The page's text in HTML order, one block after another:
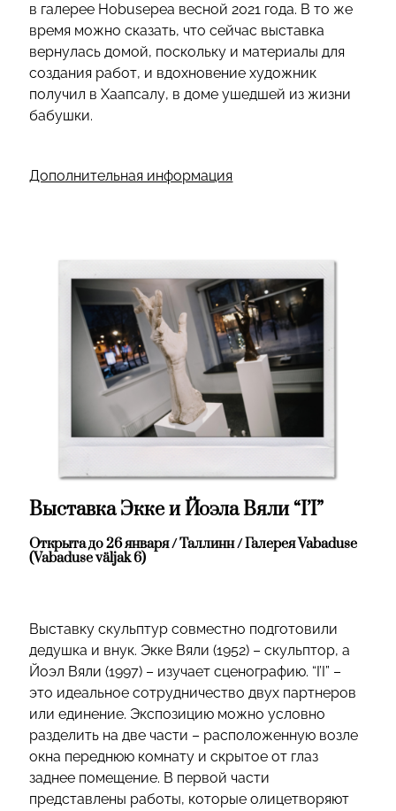
в галерее Hobusepea весной 2021 года. В то же
время можно сказать, что сейчас выставка
вернулась домой, поскольку и материалы для
создания работ, и вдохновение художник
получил в Хаапсалу, в доме ушедшей из жизни
бабушки.
Дополнительная информация
Выставка Экке и Йоэла Вяли “I’I”
Открыта до 26 января / Таллинн / Галерея Vabaduse
(Vabaduse väljak 6)
Выставку скульптур совместно подготовили
дедушка и внук. Экке Вяли (1952) – скульптор, а
Йоэл Вяли (1997) – изучает сценографию. “I’I” –
это идеальное сотрудничество двух партнеров
или единение. Экспозицию можно условно
разделить на две части – расположенную возле
окна переднюю комнату и скрытое от глаз
заднее помещение. В первой части
представлены работы, которые олицетворяют